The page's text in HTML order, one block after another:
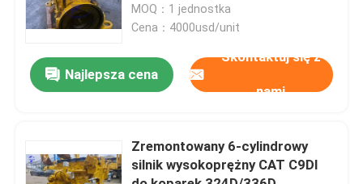
Poprosić o wycenę
Silnik DEUTZ
Silnik CUMMINS
MOQ：1 jednostka
Cena：4000usd/unit
Najlepsza cena
Skontaktuj się z
nami
Zremontowany 6-cylindrowy
silnik wysokoprężny CAT C9DI